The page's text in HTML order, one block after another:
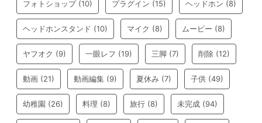
フォトショップ(10) プラグイン (15) ヘッドホン (8)
ヘッドホンスタンド (10) マイク (8) ムービー (8)
ヤフオク (9) 一眼レフ (19) 三脚 (7) 削除 (12)
動画 (21) 動画編集 (9) 夏休み (7) 子供 (49)
幼稚園 (26) 料理 (8) 旅行 (8) 未完成 (94)